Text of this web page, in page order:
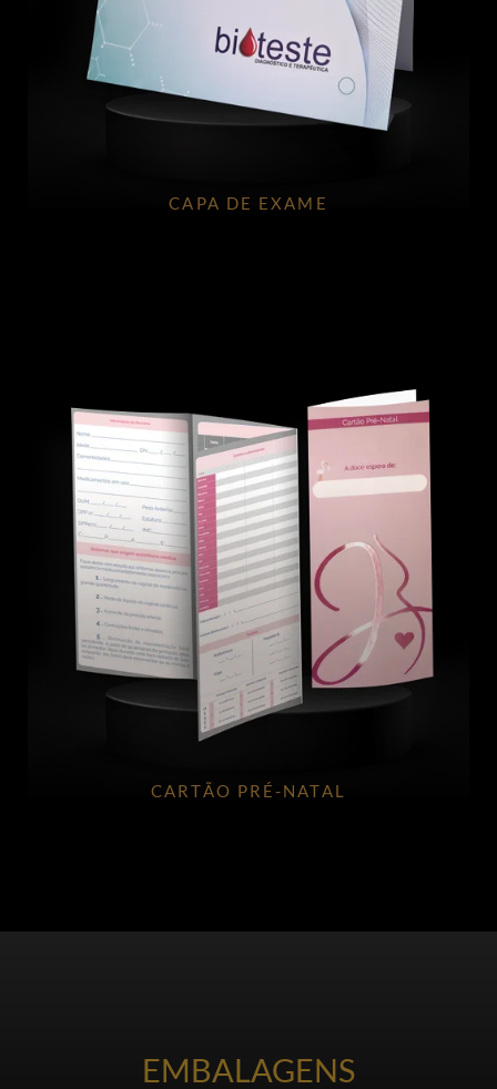
CAPA DE EXAME
CARTÃO PRÉ-NATAL
EMBALAGENS